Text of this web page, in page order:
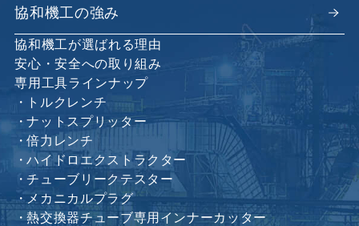
協和機工の強み
協和機工が選ばれる理由
安心・安全への取り組み
専用工具ラインナップ
トルクレンチ
ナットスプリッター
倍力レンチ
ハイドロエクストラクター
チューブリークテスター
メカニカルプラグ
熱交換器チューブ専用インナーカッター